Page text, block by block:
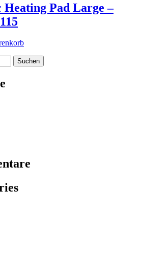
Heating Pad Large –